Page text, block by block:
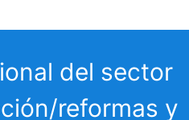
del sector
reformas y